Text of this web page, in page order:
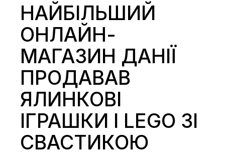
НАЙБІЛЬШИЙ
ОНЛАЙН-
МАГАЗИН ДАНІЇ
ПРОДАВАВ
ЯЛИНКОВІ
ІГРАШКИ І LEGO ЗІ
СВАСТИКОЮ